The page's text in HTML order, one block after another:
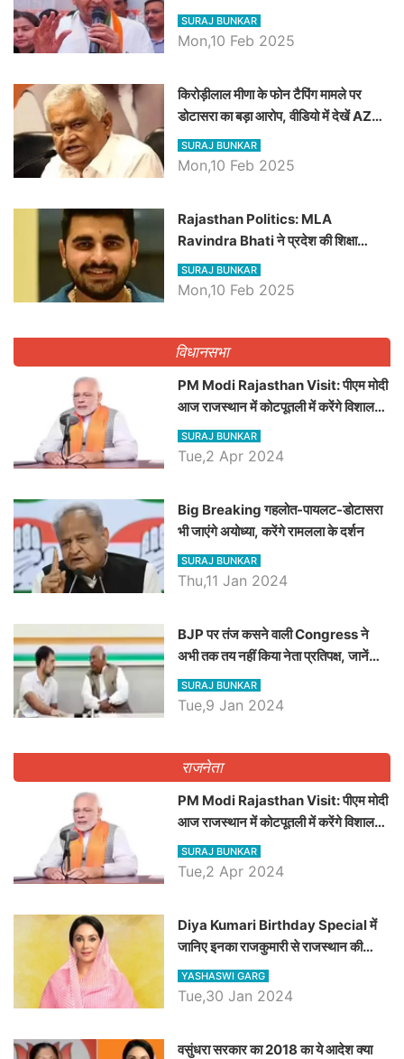
SURAJ BUNKAR
Mon,10 Feb 2025
किरोड़ीलाल मीणा के फोन टैपिंग मामले पर
डोटासरा का बड़ा आरोप, वीडियो में देखें AZ
बड़ी खबरें
SURAJ BUNKAR
Mon,10 Feb 2025
Rajasthan Politics: MLA
Ravindra Bhati ने प्रदेश की शिक्षा
व्यवस्था पर उठाए सवाल, Madan
Dilawar पर हमला करते हुए गिनवाये खाली
SURAJ BUNKAR
Mon,10 Feb 2025
विधानसभा
PM Modi Rajasthan Visit: पीएम मोदी
आज राजस्थान में कोटपूतली में करेंगे विशाल
रैली, एक सभा से 8 सीटों पर साधेगें निशाना
SURAJ BUNKAR
Tue,2 Apr 2024
Big Breaking गहलोत-पायलट-डोटासरा
भी जाएंगे अयोध्या, करेंगे रामलला के दर्शन
SURAJ BUNKAR
Thu,11 Jan 2024
BJP पर तंज कसने वाली Congress ने
अभी तक तय नहीं किया नेता प्रतिपक्ष, जानें
कौन होगा दावेदार
SURAJ BUNKAR
Tue,9 Jan 2024
राजनेता
PM Modi Rajasthan Visit: पीएम मोदी
आज राजस्थान में कोटपूतली में करेंगे विशाल
रैली, एक सभा से 8 सीटों पर साधेगें निशाना
SURAJ BUNKAR
Tue,2 Apr 2024
Diya Kumari Birthday Special में
जानिए इनका राजकुमारी से राजस्थान की
डिप्टी सीएम बनने तक का सफर, एक क्लिक में
जाने पूरा जीवन परिचय
YASHASWI GARG
Tue,30 Jan 2024
वसुंधरा सरकार का 2018 का ये आदेश क्या